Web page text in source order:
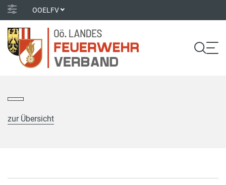
OOELFV
zur Übersicht